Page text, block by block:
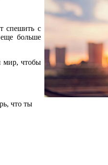
спешить с
больше
мир, чтобы
что ты